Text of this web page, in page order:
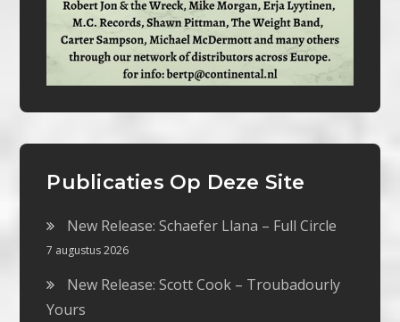
Publicaties Op Deze Site
New Release: Schaefer Llana – Full Circle
7 augustus 2026
New Release: Scott Cook – Troubadourly
Yours